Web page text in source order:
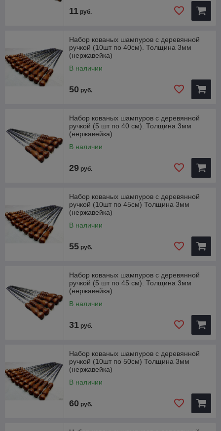
11 руб.
Набор кованых шампуров с деревянной
ручкой (10шт по 40см). Толщина 3мм
(нержавейка)
В наличии
50 руб.
Набор кованых шампуров с деревянной
ручкой (5 шт по 40 см). Толщина 3мм
(нержавейка)
В наличии
29 руб.
Набор кованых шампуров с деревянной
ручкой (10шт по 45см) Толщина 3мм
(нержавейка)
В наличии
55 руб.
Набор кованых шампуров с деревянной
ручкой (5 шт по 45 см). Толщина 3мм
(нержавейка)
В наличии
31 руб.
Набор кованых шампуров с деревянной
ручкой (10шт по 50см) Толщина 3мм
(нержавейка)
В наличии
60 руб.